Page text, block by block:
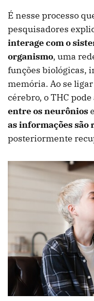
É nesse processo
pesquisadores
interage com o
organismo, uma
funções biológicas,
memória. Ao se
cérebro, o THC pode
entre os neurôniose
as informações são
posteriormente